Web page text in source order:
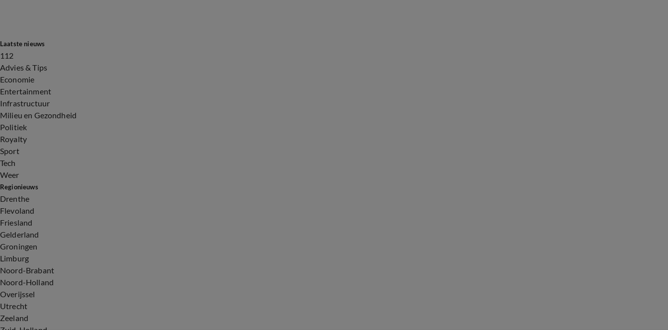
Laatste nieuws
112
Advies & Tips
Economie
Entertainment
Infrastructuur
Milieu en Gezondheid
Politiek
Royalty
Sport
Tech
Weer
Regionieuws
Drenthe
Flevoland
Friesland
Gelderland
Groningen
Limburg
Noord-Brabant
Noord-Holland
Overijssel
Utrecht
Zeeland